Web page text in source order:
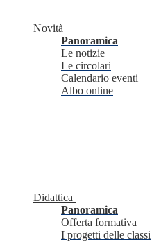
Novità
Panoramica
Le notizie
Le circolari
Calendario eventi
Albo online
Didattica
Panoramica
Offerta formativa
I progetti delle classi